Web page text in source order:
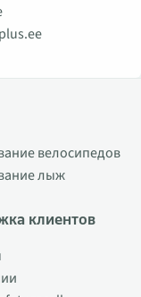
велосипедов
лыж
клиентов